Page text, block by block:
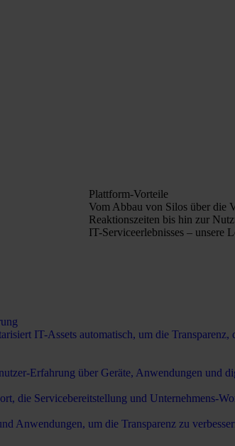
Plattform-Vorteile
Vom Abbau von Silos über die
Reaktionszeiten bis hin zur
IT-Serviceerlebnisses – unsere
IT-Assets automatisch, um die
Erfahrung über Geräte, Anwendungen und
die Servicebereitstellung und Unternehmens-
Anwendungen, um die Transparenz zu